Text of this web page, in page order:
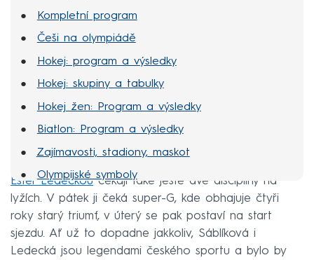
Kompletní program
Češi na olympiádě
Hokej: program a výsledky
Hokej: skupiny a tabulky
Hokej žen: Program a výsledky
Biatlon: Program a výsledky
Zajímavosti, stadiony, maskot
Olympijské symboly
MS hokej 2022
Ester Ledeckoučekají také ještě dvě disciplíny na
lyžích. V pátek ji čeká super-G, kde obhajuje čtyři
roky starý triumf, v úterý se pak postaví na start
sjezdu. Ať už to dopadne jakkoliv, Sáblíková i
Ledecká jsou legendami českého sportu a bylo by